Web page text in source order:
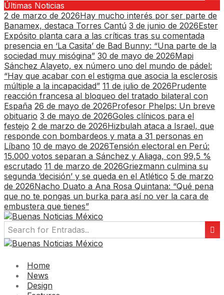
Últimas Noticias
2 de marzo de 2026Hay mucho interés por ser parte de
Banamex, destaca Torres Cantú 3 de junio de 2026Ester
Expósito planta cara a las críticas tras su comentada
presencia en ‘La Casita’ de Bad Bunny: “Una parte de la
sociedad muy misógina” 30 de mayo de 2026Mapi
Sánchez Alayeto, ex número uno del mundo de pádel:
“Hay que acabar con el estigma que asocia la esclerosis
múltiple a la incapacidad” 11 de julio de 2026Prudente
reacción francesa al bloqueo del tratado bilateral con
España 26 de mayo de 2026Profesor Phelps: Un breve
obituario 3 de mayo de 2026Goles clínicos para el
festejo 2 de marzo de 2026Hizbulah ataca a Israel, que
responde con bombardeos y mata a 31 personas en
Líbano 10 de mayo de 2026Tensión electoral en Perú:
15.000 votos separan a Sánchez y Aliaga, con 99,5 %
escrutado 11 de marzo de 2026Griezmann culmina su
segunda ‘decisión’ y se queda en el Atlético 5 de marzo
de 2026Nacho Duato a Ana Rosa Quintana: “Qué pena
que no te pongas un burka para así no ver la cara de
embustera que tienes”
Home
News
Design